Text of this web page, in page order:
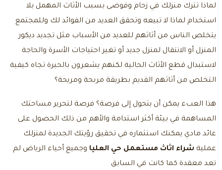
لماذا تترك منزلك في زحام وفوضى بسبب الأثاث المهمل بلا
استخدام لماذا لا تبيعه وتحقق العديد من الفوائد لك وللمجتمع
يتخلص الناس من أثاثهم للعديد من الأسباب مثل تجديد ديكور
المنزل أو الانتقال لمنزل جديد أو تغير احتياجات الأسرة والحاجة
لاستبدال قطع الأثاث الحالية لكنهم يشعرون بالحيرة تجاه كيفية
التخلص من أثاثهم القديم بطريقة مربحة ومريحة؟
هذا العبء يمكن أن يتحول إلى فرصة؟ فرصة لتحرير مساحتك
المساهمة في بيئة أكثر استدامة والأهم من ذلك الحصول على
عائد مادي يمكنك استثماره في تحقيق رؤيتك الجديدة لمنزلك
عملية شراء اثاث مستعمل حي العليا وجميع أحياء الرياض لم
تعد معقدة كما كانت في السابق